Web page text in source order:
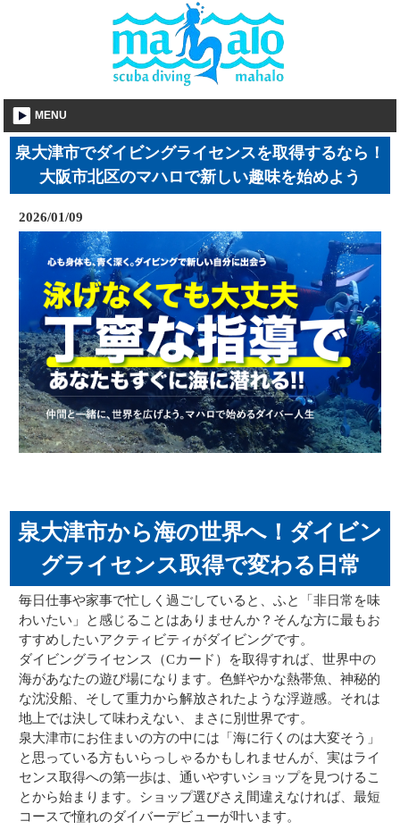
MENU
泉大津市でダイビングライセンスを取得するなら！
大阪市北区のマハロで新しい趣味を始めよう
2026/01/09
泉大津市から海の世界へ！ダイビン
グライセンス取得で変わる日常
毎日仕事や家事で忙しく過ごしていると、ふと「非日常を味
わいたい」と感じることはありませんか？そんな方に最もお
すすめしたいアクティビティがダイビングです。
ダイビングライセンス（Cカード）を取得すれば、世界中の
海があなたの遊び場になります。色鮮やかな熱帯魚、神秘的
な沈没船、そして重力から解放されたような浮遊感。それは
地上では決して味わえない、まさに別世界です。
泉大津市にお住まいの方の中には「海に行くのは大変そう」
と思っている方もいらっしゃるかもしれませんが、実はライ
センス取得への第一歩は、通いやすいショップを見つけるこ
とから始まります。ショップ選びさえ間違えなければ、最短
コースで憧れのダイバーデビューが叶います。